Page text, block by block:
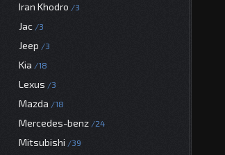
Iran Khodro 3
Jac 3
Jeep 3
Kia 18
Lexus 3
Mazda 18
Mercedes-benz 24
Mitsubishi 39